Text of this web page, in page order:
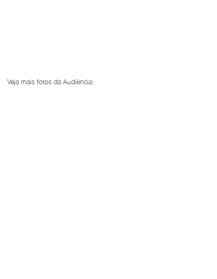
Veja mais fotos da Audiência: